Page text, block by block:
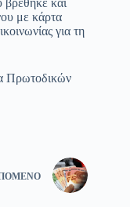
βρέθηκε και
με κάρτα
για τη
Πρωτοδικών